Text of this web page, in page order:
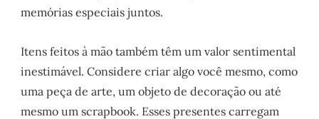
memórias especiais juntos.
Itens feitos à mão também têm um valor sentimental
inestimável. Considere criar algo você mesmo, como
uma peça de arte, um objeto de decoração ou até
mesmo um scrapbook. Esses presentes carregam